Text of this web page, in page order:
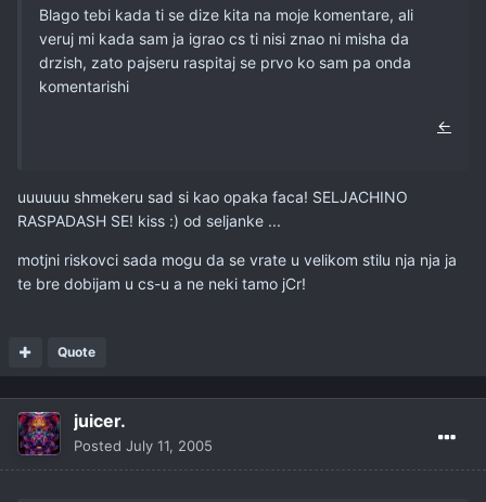
Blago tebi kada ti se dize kita na moje komentare, ali
veruj mi kada sam ja igrao cs ti nisi znao ni misha da
drzish, zato pajseru raspitaj se prvo ko sam pa onda
komentarishi
←
uuuuuu shmekeru sad si kao opaka faca! SELJACHINO
RASPADASH SE! kiss :) od seljanke ...
motjni riskovci sada mogu da se vrate u velikom stilu nja nja ja
te bre dobijam u cs-u a ne neki tamo jCr!
Quote
juicer.
Posted July 11, 2005